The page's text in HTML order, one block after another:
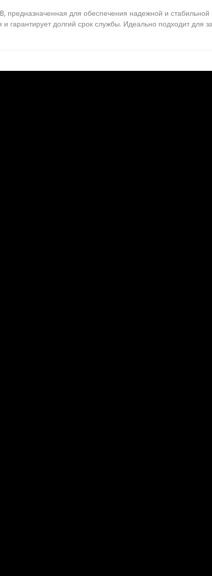
предназначенная для обеспечения надежной и стабильной
гарантирует долгий срок службы. Идеально подходит для